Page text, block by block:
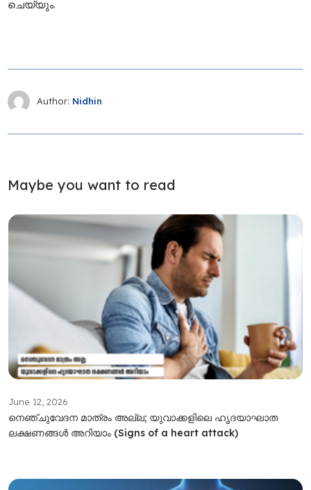
ചെയ്യും.
Author: Nidhin
Maybe you want to read
June 12, 2026
നെഞ്ചുവേദന മാത്രം അല്ല; യുവാക്കളിലെ ഹൃദയാഘാത
ലക്ഷണങ്ങൾ അറിയാം (Signs of a heart attack)